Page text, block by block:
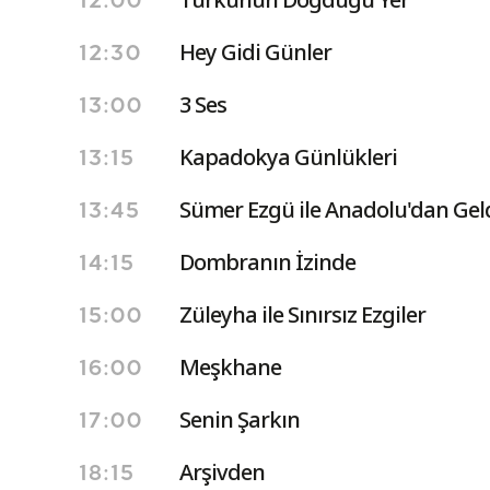
12:30 Hey Gidi Günler
13:00 3 Ses
13:15 Kapadokya Günlükleri
13:45 Sümer Ezgü ile Anadolu'dan
14:15 Dombranın İzinde
15:00 Züleyha ile Sınırsız Ezgiler
16:00 Meşkhane
17:00 Senin Şarkın
18:15 Arşivden